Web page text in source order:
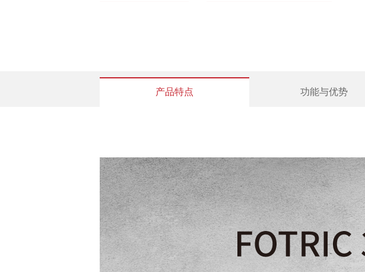
产品特点 功能与优势
技术参数
基本参数
347L
红外分辨率
480*360
超像素(SR)
增强至960*720
探测器类型
非制冷型红外焦平面探测器